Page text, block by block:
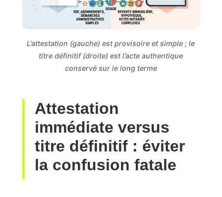
L’attestation (gauche) est provisoire et simple ; le
titre définitif (droite) est l’acte authentique
conservé sur le long terme
Attestation
immédiate versus
titre définitif : éviter
la confusion fatale